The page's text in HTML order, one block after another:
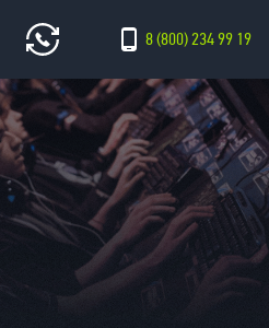
8 (800) 234 99 19